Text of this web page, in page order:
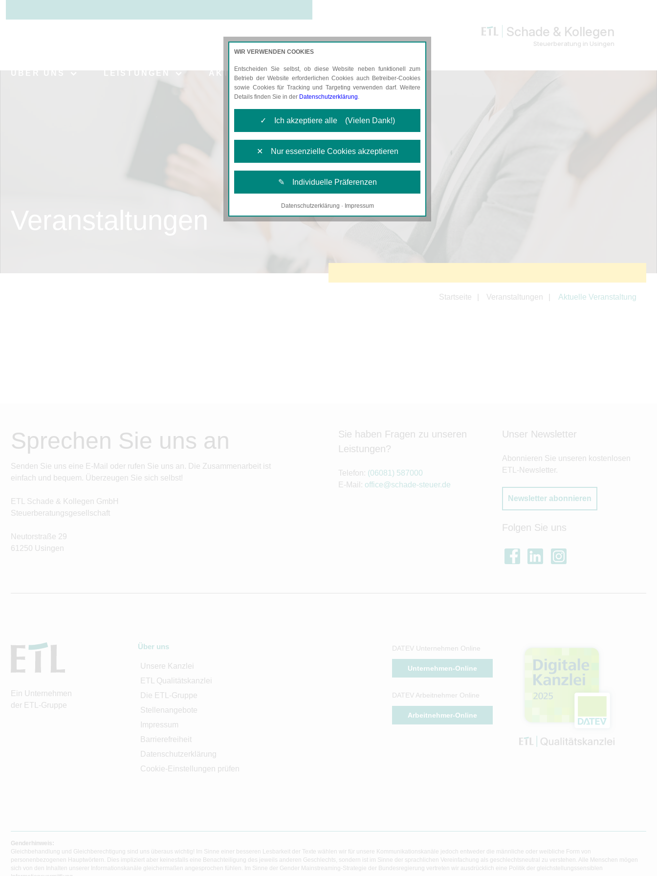
Schade & Kollegen
Steuerberatung in Usingen
AKTUELLES KARRIERE
Startseite Veranstaltungen Aktuelle Veranstaltung
Sprechen Sie uns an
Senden Sie uns eine E-Mail oder rufen Sie uns an. Die Zusammenarbeit ist
einfach und bequem. Überzeugen Sie sich selbst!
ETL Schade & Kollegen GmbH
Steuerberatungsgesellschaft
Neutorstraße 29
61250 Usingen
Sie haben Fragen zu unseren
Leistungen?
Telefon: (06081) 587000
E-Mail: office@schade-steuer.de
Unser Newsletter
Abonnieren Sie unseren kostenlosen
ETL-Newsletter.
Newsletter abonnieren
Folgen Sie uns
Ein Unternehmen
der ETL-Gruppe
Über uns
Unsere Kanzlei
ETL Qualitätskanzlei
Die ETL-Gruppe
Stellenangebote
Impressum
Barrierefreiheit
Datenschutzerklärung
Cookie-Einstellungen prüfen
DATEV Unternehmen Online
Unternehmen-Online
DATEV Arbeitnehmer Online
Arbeitnehmer-Online
Genderhinweis:
Gleichbehandlung und Gleichberechtigung sind uns überaus wichtig! Im Sinne einer besseren Lesbarkeit der Texte wählen wir für unsere Kommunikationskanäle jedoch entweder die männliche oder weibliche Form von
personenbezogenen Hauptwörtern. Dies impliziert aber keinesfalls eine Benachteiligung des jeweils anderen Geschlechts, sondern ist im Sinne der sprachlichen Vereinfachung als geschlechtsneutral zu verstehen. Alle Menschen mögen
sich von den Inhalten unserer Informationskanäle gleichermaßen angesprochen fühlen. Im Sinne der Gender Mainstreaming-Strategie der Bundesregierung vertreten wir ausdrücklich eine Politik der gleichstellungssensiblen
WIR VERWENDEN COOKIES
Entscheiden Sie selbst, ob diese Website neben funktionell zum
Betrieb der Website erforderlichen Cookies auch Betreiber-Cookies
sowie Cookies für Tracking und Targeting verwenden darf. Weitere
Details finden Sie in der Datenschutzerklärung.
✓ Ich akzeptiere alle (Vielen Dank!)
✕ Nur essenzielle Cookies akzeptieren
✎ Individuelle Präferenzen
Notwendige Cookies
bedarfsgerechte Gestaltung und fortlaufende Verbesserung
unseres Angebotes einschließlich der Verknüpfung zu Social-
Datenschutzerklärung · Impressum